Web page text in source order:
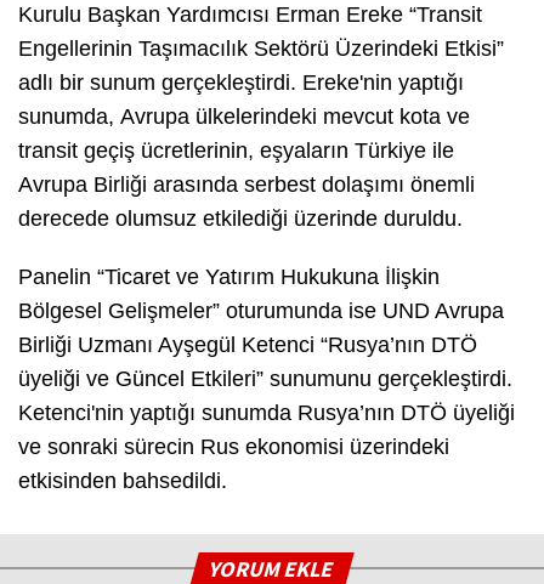
Kurulu Başkan Yardımcısı Erman Ereke “Transit
Engellerinin Taşımacılık Sektörü Üzerindeki Etkisi”
adlı bir sunum gerçekleştirdi. Ereke'nin yaptığı
sunumda, Avrupa ülkelerindeki mevcut kota ve
transit geçiş ücretlerinin, eşyaların Türkiye ile
Avrupa Birliği arasında serbest dolaşımı önemli
derecede olumsuz etkilediği üzerinde duruldu.
Panelin “Ticaret ve Yatırım Hukukuna İlişkin
Bölgesel Gelişmeler” oturumunda ise UND Avrupa
Birliği Uzmanı Ayşegül Ketenci “Rusya’nın DTÖ
üyeliği ve Güncel Etkileri” sunumunu gerçekleştirdi.
Ketenci'nin yaptığı sunumda Rusya’nın DTÖ üyeliği
ve sonraki sürecin Rus ekonomisi üzerindeki
etkisinden bahsedildi.
YORUM EKLE